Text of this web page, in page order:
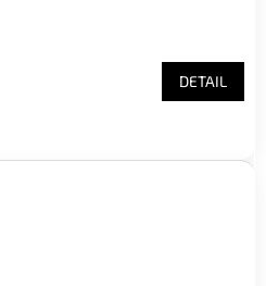
DETAIL